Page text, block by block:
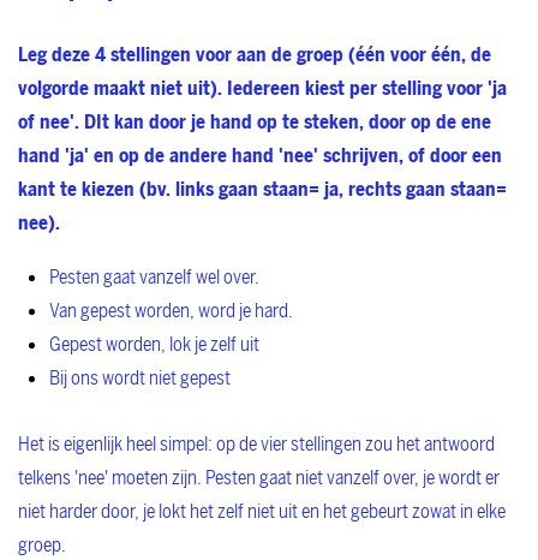
Leg deze 4 stellingen voor aan de groep (één voor één, de
volgorde maakt niet uit). Iedereen kiest per stelling voor 'ja
of nee'. DIt kan door je hand op te steken, door op de ene
hand 'ja' en op de andere hand 'nee' schrijven, of door een
kant te kiezen (bv. links gaan staan= ja, rechts gaan staan=
nee).
Pesten gaat vanzelf wel over.
Van gepest worden, word je hard.
Gepest worden, lok je zelf uit
Bij ons wordt niet gepest
Het is eigenlijk heel simpel: op de vier stellingen zou het antwoord
telkens 'nee' moeten zijn. Pesten gaat niet vanzelf over, je wordt er
niet harder door, je lokt het zelf niet uit en het gebeurt zowat in elke
groep.